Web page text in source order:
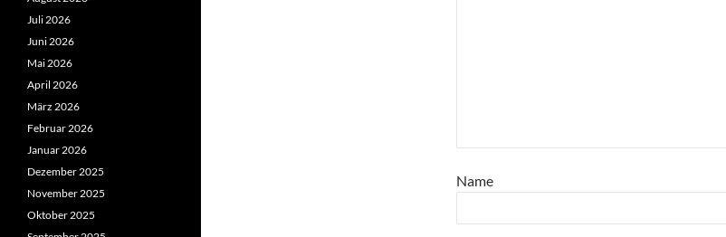
Name
Juli 2026
Juni 2026
Mai 2026
April 2026
März 2026
Februar 2026
Januar 2026
Dezember 2025
November 2025
Oktober 2025